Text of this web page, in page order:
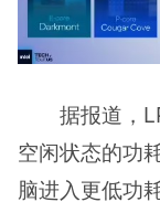
据报道，
空闲状态的功
脑进入更低功